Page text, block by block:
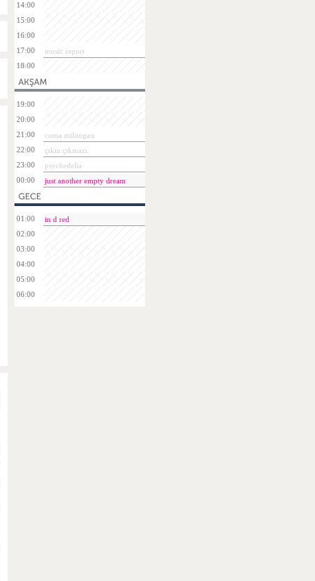
14:00
15:00
16:00
17:00
music report
18:00
19:00
20:00
21:00
cuma milongası
22:00
çıkın çıkmazı
23:00
psychedelia
00:00
just another empty dream
01:00
in d red
02:00
03:00
04:00
05:00
06:00